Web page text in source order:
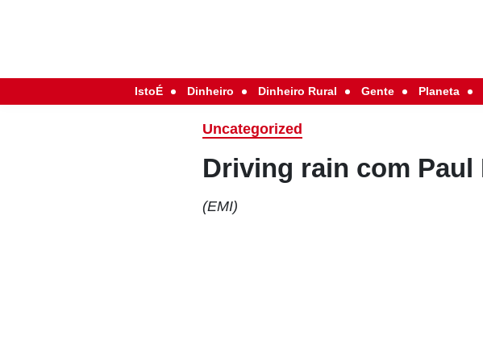
IstoÉ Dinheiro Dinheiro Rural Gente Planeta
Uncategorized
Driving rain com Paul
(EMI)